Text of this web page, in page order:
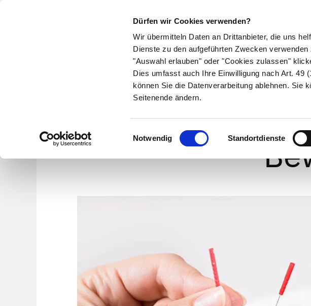
Dürfen wir Cookies verwenden?
Wir übermitteln Daten an Drittanbieter, die uns
Dienste zu den aufgeführten Zwecken
"Auswahl erlauben" oder "Cookies zulassen"
Dies umfasst auch Ihre Einwilligung nach Art. 49
können Sie die Datenverarbeitung ablehnen. Sie
Seitenende ändern.
Einwilligungsauswahl
Notwendig Standortdienste
Symptome Therapie Medikamente